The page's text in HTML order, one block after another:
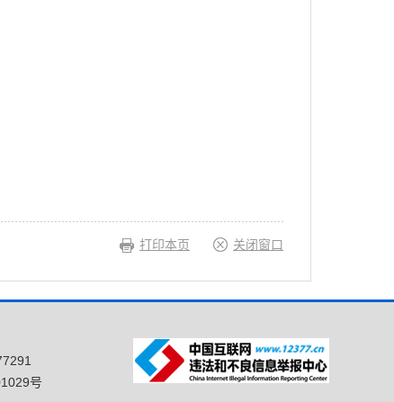
打印本页 关闭窗口
号